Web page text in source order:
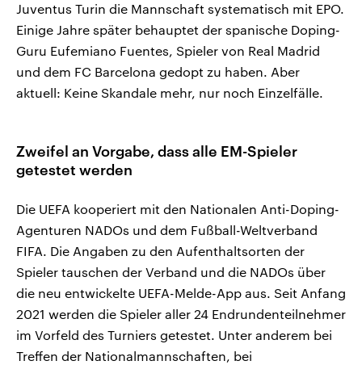
Juventus Turin die Mannschaft systematisch mit EPO.
Einige Jahre später behauptet der spanische Doping-
Guru Eufemiano Fuentes, Spieler von Real Madrid
und dem FC Barcelona gedopt zu haben. Aber
aktuell: Keine Skandale mehr, nur noch Einzelfälle.
Zweifel an Vorgabe, dass alle EM-Spieler
getestet werden
Die UEFA kooperiert mit den Nationalen Anti-Doping-
Agenturen NADOs und dem Fußball-Weltverband
FIFA. Die Angaben zu den Aufenthaltsorten der
Spieler tauschen der Verband und die NADOs über
die neu entwickelte UEFA-Melde-App aus. Seit Anfang
2021 werden die Spieler aller 24 Endrundenteilnehmer
im Vorfeld des Turniers getestet. Unter anderem bei
Treffen der Nationalmannschaften, bei